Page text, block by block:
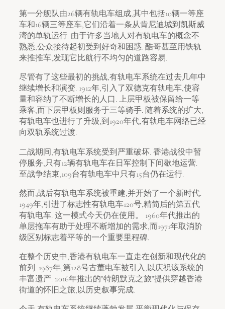
第一分舰队由26辆有轨电车组成,其中包括10辆一等座
车和16辆三等座车,它们沿着一条从肯尼迪城到凯斯威
湾的单轨运行. 由于许多当地人对有轨电车的概念不
熟悉,公众接待起初受到好奇和困惑. 酷哥甚至用铁轨
来推推车,发现它比航行不均匀的道路容易.
尽管有了这些最初的挑战,有轨电车系统在过去几年中
继续增长和演变. 1912年,引入了双德克有轨电车,使容
量和容纳了不断增长的人口. 上层甲板被保留给一等
乘客,而下层甲板则服务于三等骑手. 随着系统的扩大,
有轨电车也进行了升级,到1920年代,有轨电车网络已经
向双轨系统过渡.
二战期间,有轨电车系统受到严重破坏. 香港战役中暂
停服务,只有12辆有轨电车在日军控制下间歇地运营.
至战争结束,109台有轨电车中只有15台仍在运行.
然而,战后有轨电车系统被重建,并开始了一个新时代.
1949年,引进了标志性有轨电车120号,精简后的第五代
有轨电车. 这一模式今天仍在使用。 1960年代推出的
单层拖车有助于处理不断增加的需求,而1971年取消阶
级区别标志着平等的一个重要里程碑.
在整个历史中,香港有轨电车一直走在创新和现代化的
前列. 1987年,第128号古董电车被引入,以庆祝该系统的
丰富遗产. 2016年推出的"特朗默克之旅"提供穿越香港
街道的怀旧之旅,以历史叙事完成.